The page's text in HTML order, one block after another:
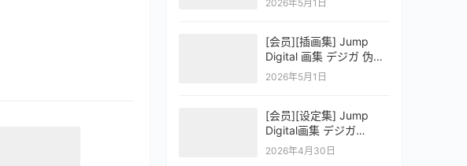
2026年5月1日
[会员][插画集] Jump
Digital 画集 デジガ 伪恋
ニセコイ 1
2026年5月1日
[会员][设定集] Jump
Digital画集 デジガ
CLAYMORE 2
2026年4月30日